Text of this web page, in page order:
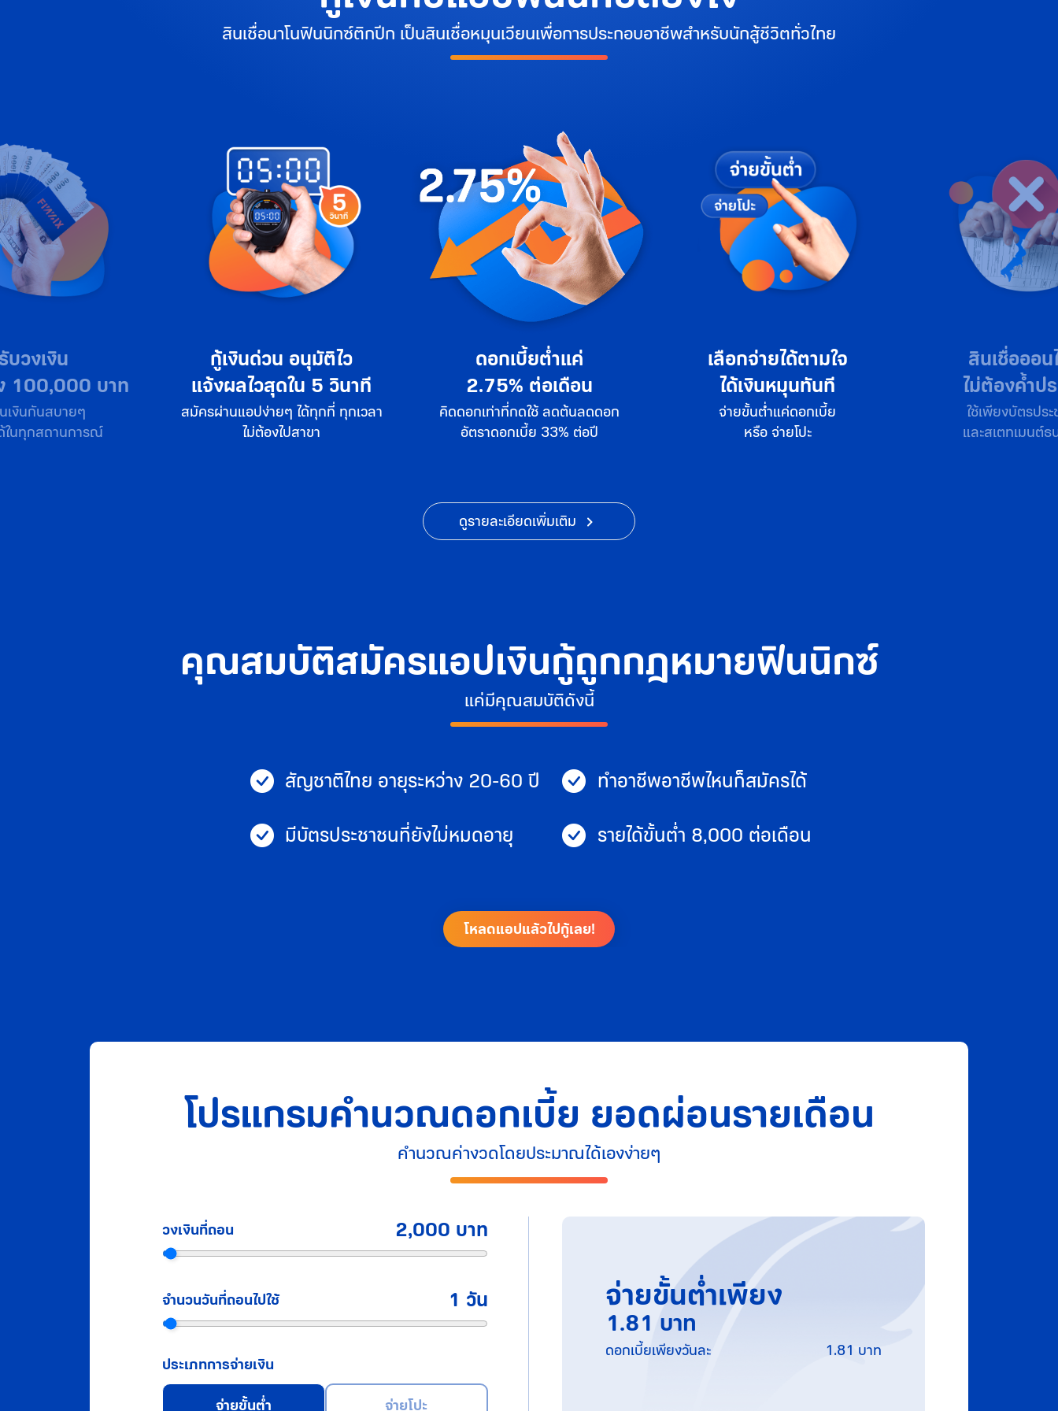
สินเชื่อนาโนฟินนิกซ์ติกปีก เป็นสินเชื่อหมุนเวียนเพื่อการประกอบอาชีพสำหรับนักสู้ชีวิตทั่วไทย
วน อนุมัติไว
วสุดใน 5 วินาที
ง่ายๆ ได้ทุกที่ ทุกเวลา
ต้องไปสาขา
ดอกเบี้ยต่ำแค่
2.75% ต่อเดือน
คิดดอกเท่าที่กดใช้ ลดต้นลดดอก
อัตราดอกเบี้ย 33% ต่อปี
เลือกจ่ายได้ตามใจ
ได้เงินหมุนทันที
จ่ายขั้นต่ำแค่ดอกเบี้ย
หรือ จ่ายโปะ
สินเชื่อออนไลน์
ไม่ต้องค้ำประกัน
ใช้เพียงบัตรประชาชน
และสเตทเมนต์ธนาคาร
รับวงเงิ
สูงสุดถึง
หมุนเงินกันสบ
อุ่นใจได้ในทุกสถ
ดูรายละเอียดเพิ่มเติม
คุณสมบัติสมัครแอปเงินกู้ถูกกฎหมายฟินนิกซ์
แค่มีคุณสมบัติดังนี้
สัญชาติไทย อายุระหว่าง 20-60 ปี
มีบัตรประชาชนที่ยังไม่หมดอายุ
ทำอาชีพอาชีพไหนก็สมัครได้
รายได้ขั้นต่ำ 8,000 ต่อเดือน
โหลดแอปแล้วไปกู้เลย!
โปรแกรมคำนวณดอกเบี้ย ยอดผ่อนรายเดือน
คำนวณค่างวดโดยประมาณได้เองง่ายๆ
วงเงินที่ถอน 2,000 บาท
จำนวนวันที่ถอนไปใช้ 1 วัน
ประเภทการจ่ายเงิน
จ่ายขั้นต่ำ
จ่ายโปะ
จ่ายขั้นต่ำเพียง
1.81 บาท
ดอกเบี้ยเพียงวันละ 1.81 บาท